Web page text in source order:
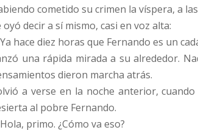
cometido su crimen la víspera, a
oyó decir a sí mismo, casi en voz alta:
hace diez horas que Fernando es un
una rápida mirada a su alrededor.
dieron marcha atrás.
a verse en la noche anterior,
al pobre Fernando.
primo. ¿Cómo va eso?